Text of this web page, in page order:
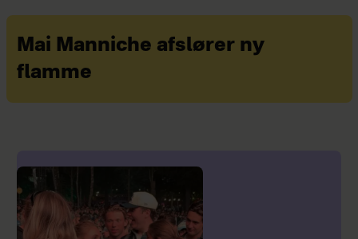
Mai Manniche afslører ny
flamme